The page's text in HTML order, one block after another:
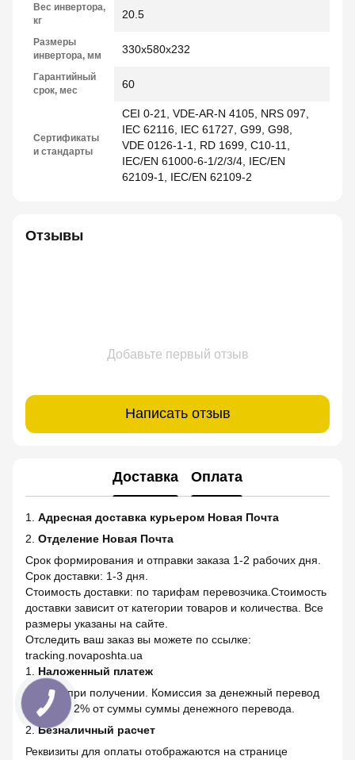
Вес инвертора,
кг
20.5
Размеры
инвертора, мм
330х580х232
Гарантийный
срок, мес
60
Сертификаты
и стандарты
CEI 0-21, VDE-AR-N 4105, NRS 097,
IEC 62116, IEC 61727, G99, G98,
VDE 0126-1-1, RD 1699, C10-11,
IEC/EN 61000-6-1/2/3/4, IEC/EN
62109-1, IEC/EN 62109-2
Отзывы
Добавьте первый отзыв
Написать отзыв
Доставка Оплата
1. Адресная доставка курьером Новая Почта
2. Отделение Новая Почта
Срок формирования и отправки заказа 1-2 рабочих дня.
Срок доставки: 1-3 дня.
Стоимость доставки: по тарифам перевозчика.Стоимость
доставки зависит от категории товаров и количества. Все
размеры указаны на сайте.
Отследить ваш заказ вы можете по ссылке:
tracking.novaposhta.ua
1. Наложенный платеж
Оплата при получении. Комиссия за денежный перевод
20 грн. + 2% от суммы суммы денежного перевода.
2.Безналичный расчет
Реквизиты для оплаты отображаются на странице